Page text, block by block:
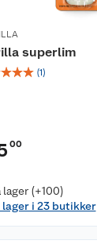
superlim
☆☆☆ (1)
00
lager (+100)
lager i 23 butikker